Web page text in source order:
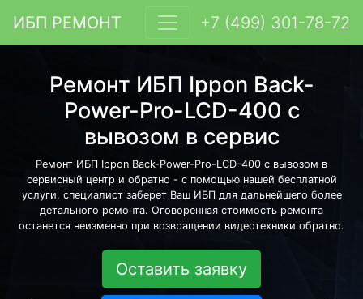
ИБП РЕМОНТ +7 (499) 301-78-72
Ремонт ИБП Ippon Back-
Power-Pro-LCD-400 с
вывозом в сервис
Ремонт ИБП Ippon Back-Power-Pro-LCD-400 с вывозом в
сервисный центр и обратно - с помощью нашей бесплатной
услуги, специалист заберет Ваш ИБП для дальнейшего более
детального ремонта. Оговоренная стоимость ремонта
останется неизменно при возвращении видеотехники обратно.
Оставить заявку